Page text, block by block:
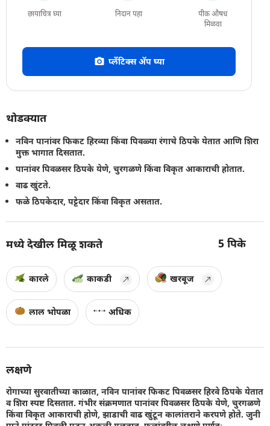
छायाचित्र घ्या निदान पहा
पीक औषध
मिळवा
प्लँटिक्स अ‍ॅप घ्या
थोडक्यात
नविन पानांवर फिकट हिरव्या किंवा पिवळ्या रंगाचे ठिपके येतात आणि शिरा
मुक्त भागात दिसतात.
पानांवर पिवळसर ठिपके येणे, चुरगळणे किंवा विकृत आकाराची होतात.
वाढ खुंटते.
फळे ठिपकेदार, पट्टेदार किंवा विकृत असतात.
मध्ये देखील मिळू शकते 5 पिके
कारले काकडी खरबूज
लाल भोपळा अधिक
लक्षणे
रोगाच्या सुरवातीच्या काळात, नविन पानांवर फिकट पिवळसर हिरवे ठिपके येतात
व शिरा स्पष्ट दिसतात. गंभीर संक्रमणात पानांवर पिवळसर ठिपके येणे, चुरगळणे
किंवा विकृत आकाराची होणे, झाडाची वाढ खुंटून कालांतराने करपणे होते. जुनी